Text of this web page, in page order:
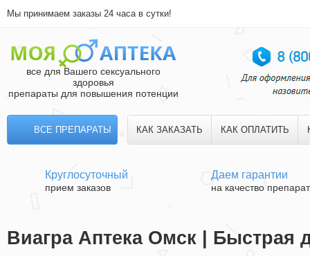
Мы принимаем заказы 24 часа в сутки!
все для Вашего сексуального
здоровья
препараты для повышения потенции
ВСЕ ПРЕПАРАТЫ КАК ЗАКАЗАТЬ КАК ОПЛАТИТЬ
Круглосуточный
прием заказов
Даем гарантии
на качество
Виагра Аптека Омск | Быстрая